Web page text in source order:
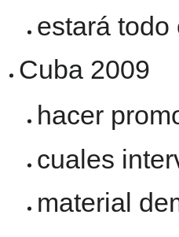
estará todo
Cuba 2009
hacer
cuales
material